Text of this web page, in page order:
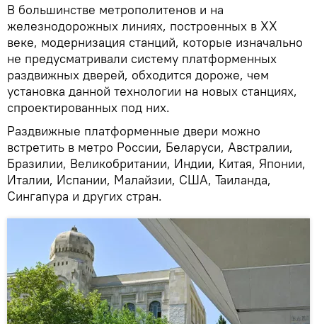
В большинстве метрополитенов и на
железнодорожных линиях, построенных в XX
веке, модернизация станций, которые изначально
не предусматривали систему платформенных
раздвижных дверей, обходится дороже, чем
установка данной технологии на новых станциях,
спроектированных под них.
Раздвижные платформенные двери можно
встретить в метро России, Беларуси, Австралии,
Бразилии, Великобритании, Индии, Китая, Японии,
Италии, Испании, Малайзии, США, Таиланда,
Сингапура и других стран.